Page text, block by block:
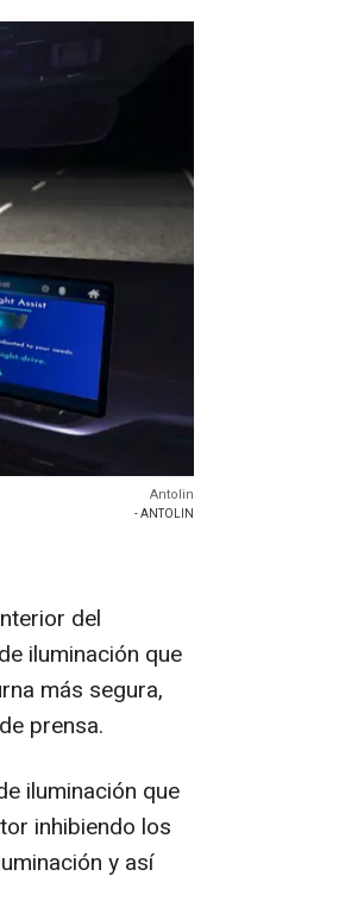
Antolin
- ANTOLIN
del
iluminación que
más segura,
prensa.
iluminación que
inhibiendo los
y así